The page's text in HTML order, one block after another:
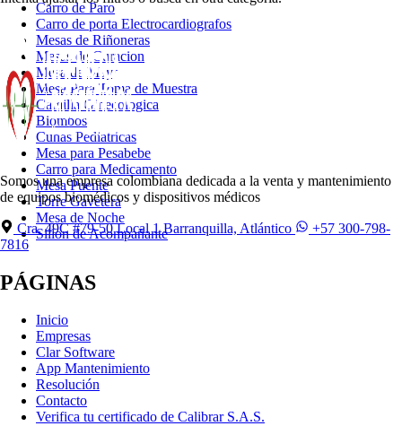
Carro de Paro
Carro de porta Electrocardiografos
Mesas de Riñoneras
Mesas de Curacion
Mesa de Mayo
Mesa Para Toma de Muestra
Camilla Ginecologica
Biombos
Cunas Pediatricas
Mesa para Pesabebe
Carro para Medicamento
Mesa Puente
Torre Gavetera
Mesa de Noche
Sillon de Acompañante
Somos una empresa colombiana dedicada a la venta y mantenimiento
de equipos biomédicos y dispositivos médicos
Cra. 49C #79-50 Local 1 Barranquilla, Atlántico
+57 300-798-
7816
PÁGINAS
Inicio
Empresas
Clar Software
App Mantenimiento
Resolución
Contacto
Verifica tu certificado de Calibrar S.A.S.